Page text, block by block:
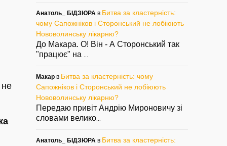
не
Анатоль_ БІДЗЮРА в Битва за кластерність:
чому Сапожніков і Сторонський не лобіюють
Нововолинську лікарню?
До Макара. О! Він - А Сторонський так
"працює" на
Макар в Битва за кластерність: чому
Сапожніков і Сторонський не лобіюють
Нововолинську лікарню?
Передаю привіт Андрію Мироновичу зі
словами велико
Анатоль_ БІДЗЮРА в Битва за кластерність: